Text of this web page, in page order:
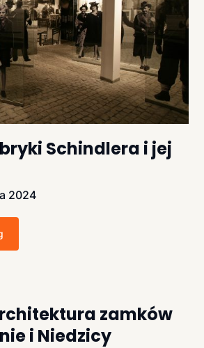
Schindlera i jej
2024
zamków
i Niedzicy